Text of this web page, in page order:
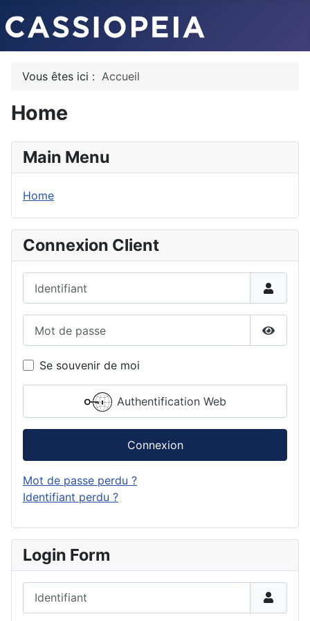
Vous êtes ici : Accueil
Home
Main Menu
Home
Connexion Client
Se souvenir de moi
Authentification Web
Connexion
Mot de passe perdu ?
Identifiant perdu ?
Login Form